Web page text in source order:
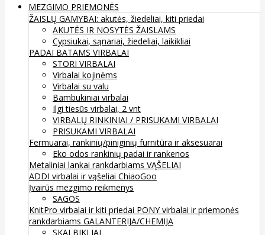
MEZGIMO PRIEMONĖS
ŽAISLŲ GAMYBAI: akutės, žiedeliai, kiti priedai
AKUTĖS IR NOSYTĖS ŽAISLAMS
Cypsiukai, sąnariai, žiedeliai, laikikliai
PADAI BATAMS VIRBALAI
STORI VIRBALAI
Virbalai kojinėms
Virbalai su valu
Bambukiniai virbalai
Ilgi tiesūs virbalai, 2 vnt
VIRBALŲ RINKINIAI / PRISUKAMI VIRBALAI
PRISUKAMI VIRBALAI
Fermuarai, rankinių/piniginių furnitūra ir aksesuarai
Eko odos rankinių padai ir rankenos
Metaliniai lankai rankdarbiams VĄŠELIAI
ADDI virbalai ir vąšeliai ChiaoGoo
Įvairūs mezgimo reikmenys
SAGOS
KnitPro virbalai ir kiti priedai PONY virbalai ir priemonės
rankdarbiams GALANTERIJA/CHEMIJA
SKALBIKLIAI